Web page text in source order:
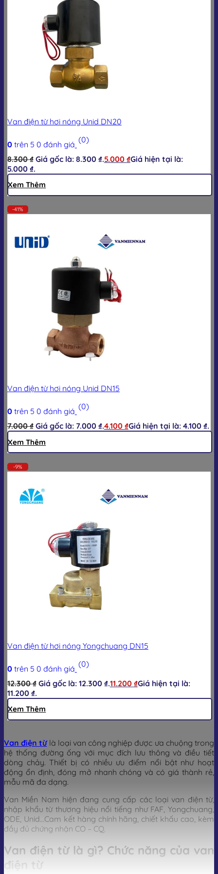
Van điện từ hơi nóng Unid DN20
0trên 5 0 đánh giá (0)
8.300₫ Giá gốc là: 8.300 ₫.5.000 ₫Giá hiện tại là:
5.000 ₫.
Xem Thêm
-41%
Van điện từ hơi nóng Unid DN15
0trên 5 0 đánh giá (0)
7.000₫ Giá gốc là: 7.000 ₫.4.100 ₫Giá hiện tại là: 4.100 ₫.
Xem Thêm
-9%
Van điện từ hơi nóng Yongchuang DN15
0trên 5 0 đánh giá (0)
12.300₫ Giá gốc là: 12.300 ₫.11.200 ₫Giá hiện tại là:
11.200 ₫.
Xem Thêm
Van điện từlà loại van công nghiệp được ưa chuộng trong
hệ thống đường ống với mục đích lưu thông và điều tiết
dòng chảy. Thiết bị có nhiều ưu điểm nổi bật như hoạt
động ổn định, đóng mở nhanh chóng và có giá thành rẻ,
mẫu mã đa dạng.
Van Miền Nam hiện đang cung cấp các loại van điện từ,
nhập khẩu từ thương hiệu nổi tiếng như FAF, Yongchuang,
ODE, Unid…Cam kết hàng chính hãng, chiết khấu cao, kèm
đầy đủ chứng nhận CO – CQ.
Van điện từ là gì? Chức năng của van
điện từ